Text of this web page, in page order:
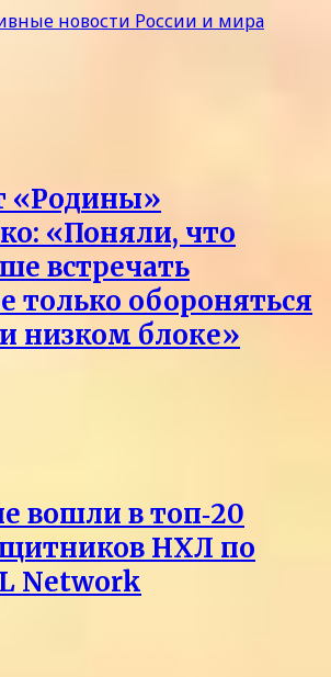
«Родины»
«Поняли, что
встречать
только обороняться
низком блоке»
вошли в топ‑20
НХЛ по
Network